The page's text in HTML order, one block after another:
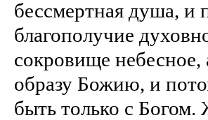
бессмертная душа, и
благополучие
сокровище небесное,
образу Божию, и
быть только с